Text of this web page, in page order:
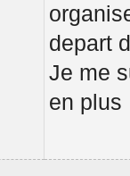
depart
Je me
en plus